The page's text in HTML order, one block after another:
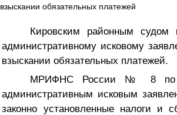
взыскании обязательных платежей
Кировским районным судом
административному исковому
взыскании обязательных платежей.
МРИФНС России № 8 по
административным исковым
законно установленные налоги